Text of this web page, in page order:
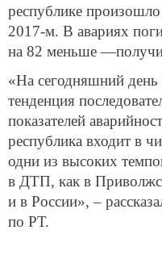
республике
2017-м. В авариях
на 82 меньше
«На сегодняшний день
тенденция
показателей
республика входит в
одни из высоких
в ДТП, как в
и в России», –
по РТ.